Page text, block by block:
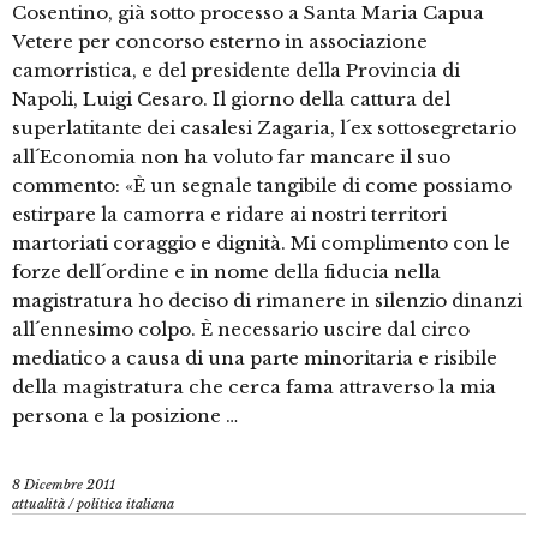
Cosentino, già sotto processo a Santa Maria Capua
Vetere per concorso esterno in associazione
camorristica, e del presidente della Provincia di
Napoli, Luigi Cesaro. Il giorno della cattura del
superlatitante dei casalesi Zagaria, l´ex sottosegretario
all´Economia non ha voluto far mancare il suo
commento: «È un segnale tangibile di come possiamo
estirpare la camorra e ridare ai nostri territori
martoriati coraggio e dignità. Mi complimento con le
forze dell´ordine e in nome della fiducia nella
magistratura ho deciso di rimanere in silenzio dinanzi
all´ennesimo colpo. È necessario uscire dal circo
mediatico a causa di una parte minoritaria e risibile
della magistratura che cerca fama attraverso la mia
persona e la posizione …
8 Dicembre 2011
attualità /politica italiana